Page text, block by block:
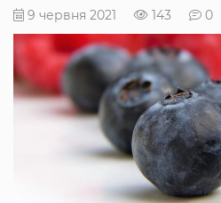
9 червня 2021 143 0